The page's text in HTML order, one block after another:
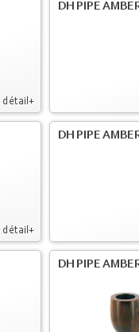
détail+
DH PIPE
détail+
DH PIPE
DH PIPE